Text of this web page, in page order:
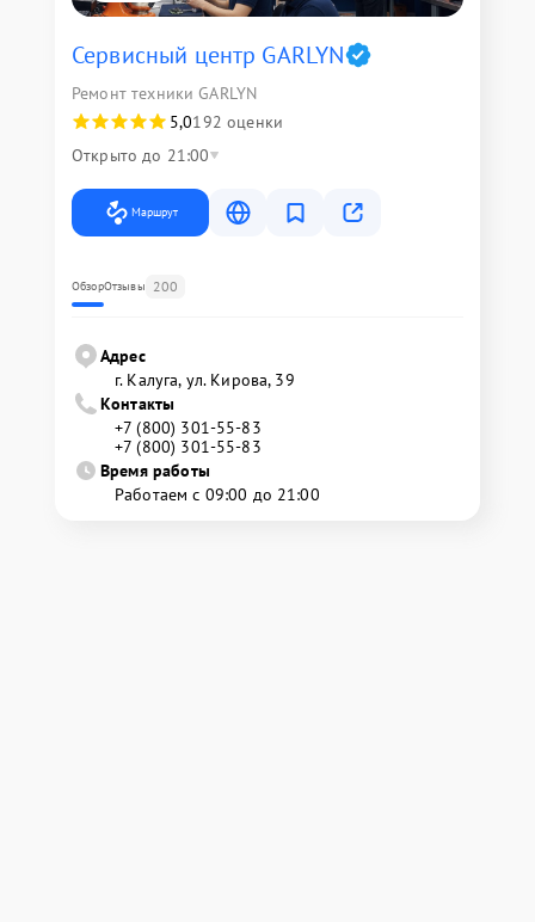
Сервисный центр GARLYN
Ремонт техники GARLYN
5,0192 оценки
Открыто до 21:00
Маршрут
ОбзорОтзывы 200
Адрес
г. Калуга, ул. Кирова, 39
Контакты
+7 (800) 301-55-83
+7 (800) 301-55-83
Время работы
Работаем с 09:00 до 21:00